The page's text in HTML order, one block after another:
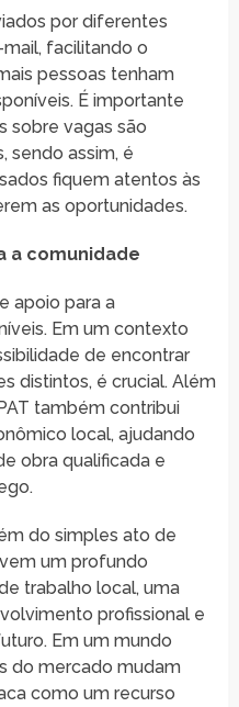
por diferentes
facilitando o
pessoas tenham
É importante
sobre vagas são
sendo assim, é
fiquem atentos às
as oportunidades.
a comunidade
apoio para a
Em um contexto
de encontrar
distintos, é crucial. Além
também contribui
local, ajudando
obra qualificada e
do simples ato de
um profundo
trabalho local, uma
profissional e
Em um mundo
do mercado mudam
como um recurso